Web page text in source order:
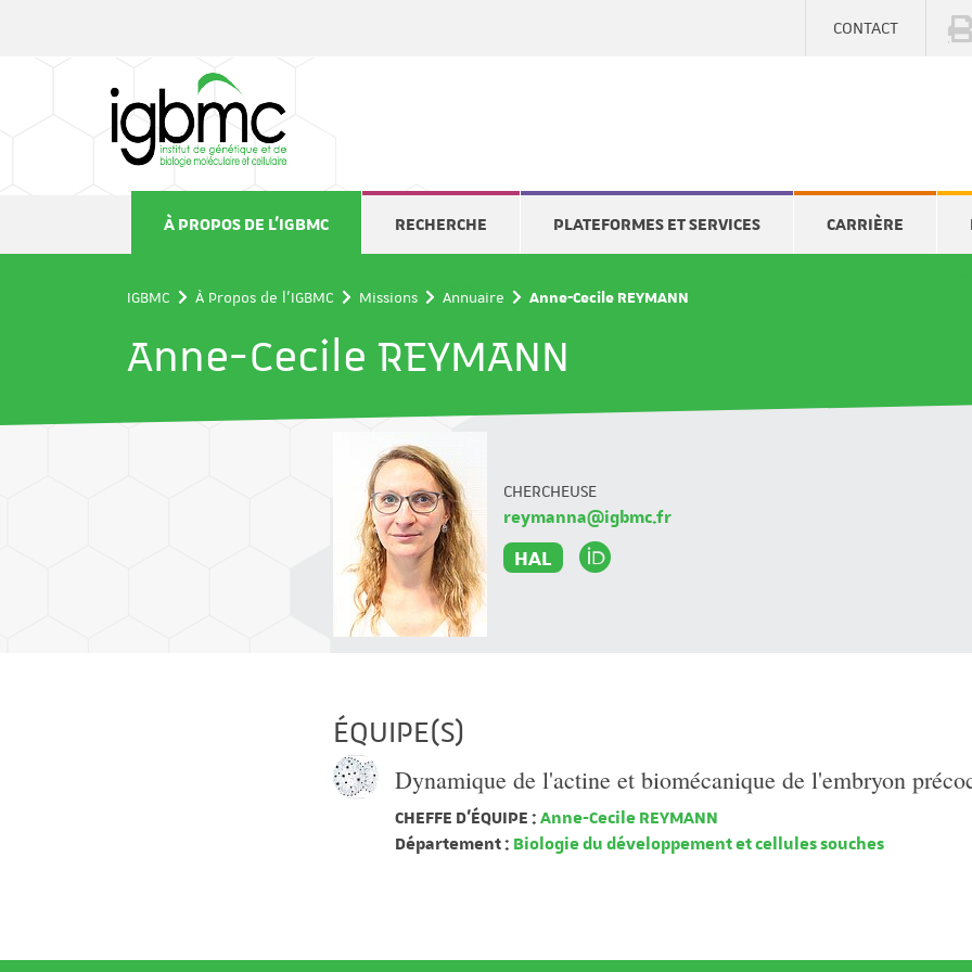
CONTACT
À PROPOS DE L'IGBMC RECHERCHE PLATEFORMES ET SERVICES CARRIÈRE
IGBMC À Propos de l'IGBMC Missions Annuaire Anne-Cecile REYMANN
Anne-Cecile REYMANN
CHERCHEUSE
reymanna@igbmc.fr
HAL
ÉQUIPE(S)
Dynamique de l'actine et biomécanique de l'embryon
CHEFFE D'ÉQUIPE : Anne-Cecile REYMANN
Département : Biologie du développement et cellules souches